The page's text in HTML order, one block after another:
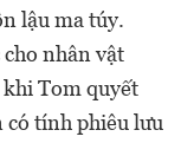
lậu ma túy.
nhân vật
Tom quyết
có tính phiêu lưu